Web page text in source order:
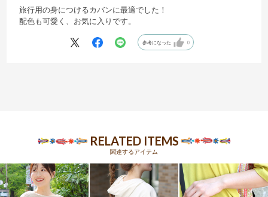
旅行用の身につけるカバンに最適でした！
配色も可愛く、お気に入りです。
参考になった 0
RELATED ITEMS
関連するアイテム